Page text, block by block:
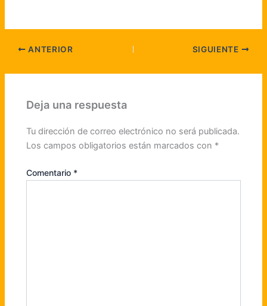
ANTERIOR SIGUIENTE
Deja una respuesta
Tu dirección de correo electrónico no será publicada.
Los campos obligatorios están marcados con *
Comentario *